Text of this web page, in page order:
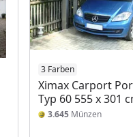
3 Farben
Ximax Carport
Typ 60 555 x 301
3.645 Münzen